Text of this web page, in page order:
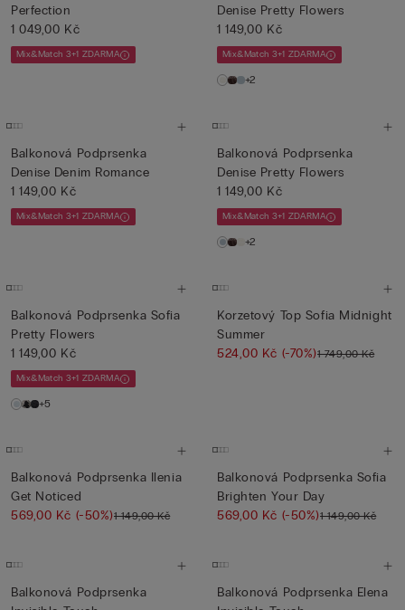
Perfection
1 049,00 Kč
Mix&Match 3+1 ZDARMA
Denise Pretty Flowers
1 149,00 Kč
Mix&Match 3+1 ZDARMA
+2
Balkonová Podprsenka
Denise Denim Romance
1 149,00 Kč
Mix&Match 3+1 ZDARMA
Balkonová Podprsenka
Denise Pretty Flowers
1 149,00 Kč
Mix&Match 3+1 ZDARMA
+2
Balkonová Podprsenka Sofia
Pretty Flowers
1 149,00 Kč
Mix&Match 3+1 ZDARMA
+5
Korzetový Top Sofia Midnight
Summer
524,00 Kč (-70%)1 749,00 Kč
Balkonová Podprsenka Ilenia
Get Noticed
569,00 Kč (-50%)1 149,00 Kč
Balkonová Podprsenka Sofia
Brighten Your Day
569,00 Kč (-50%)1 149,00 Kč
Balkonová Podprsenka
Balkonová Podprsenka Elena